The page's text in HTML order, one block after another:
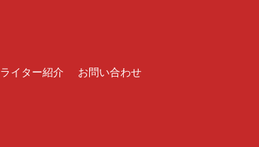
ライター紹介 お問い合わせ